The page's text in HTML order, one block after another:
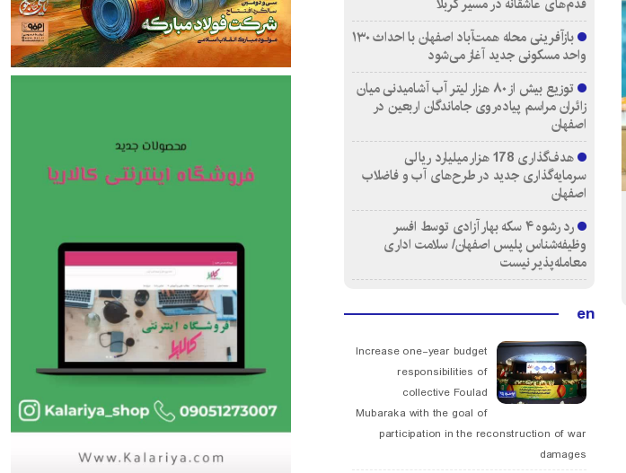
بازآفرینی محله همت‌آباد اصفهان با احداث ۱۳۰
واحد مسکونی جدید آغاز می‌شود
توزیع بیش از ۸۰ هزار لیتر آب آشامیدنی میان
زائران مراسم پیاده‌روی جاماندگان اربعین در
اصفهان
هدف‌گذاری 178 هزار میلیارد ریالی
سرمایه‌گذاری جدید در طرح‌های آب و فاضلاب
اصفهان
رد رشوه ۴ سکه بهار آزادی توسط افسر
وظیفه‌شناس پلیس اصفهان/ سلامت اداری
معامله‌پذیر نیست
en
Increase one-year budget
responsibilities of
collective Foulad
Mubaraka with the goal of
participation in the reconstruction of war
damages